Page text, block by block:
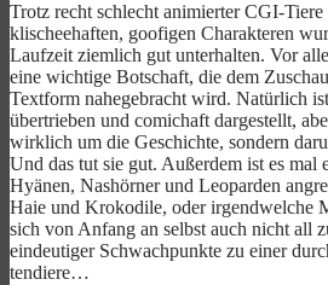
Trotz recht schlecht animierter CGI-
klischeehaften, goofigen Charakteren
Laufzeit ziemlich gut unterhalten. Vor
eine wichtige Botschaft, die dem
Textform nahegebracht wird. Natürlich
übertrieben und comichaft dargestellt,
wirklich um die Geschichte, sondern
Und das tut sie gut. Außerdem ist es mal
Hyänen, Nashörner und Leoparden
Haie und Krokodile, oder irgendwelche
sich von Anfang an selbst auch nicht all
eindeutiger Schwachpunkte zu einer
tendiere…